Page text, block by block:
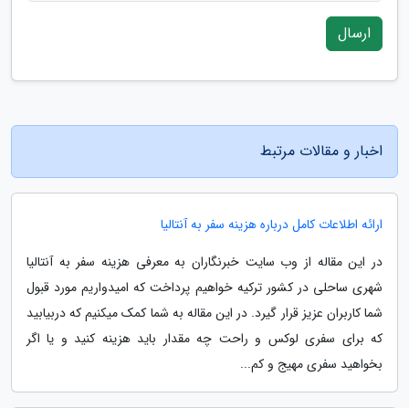
ارسال
اخبار و مقالات مرتبط
ارائه اطلاعات کامل درباره هزینه سفر به آنتالیا
در این مقاله از وب سایت خبرنگاران به معرفی هزینه سفر به آنتالیا
شهری ساحلی در کشور ترکیه خواهیم پرداخت که امیدواریم مورد قبول
شما کاربران عزیز قرار گیرد. در این مقاله به شما کمک میکنیم که دربیابید
که برای سفری لوکس و راحت چه مقدار باید هزینه کنید و یا اگر
بخواهید سفری مهیج و کم...